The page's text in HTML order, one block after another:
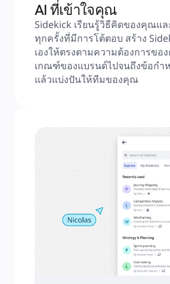
AI ที่เข้าใจคุณ
Sidekick เรียนรู้วิธีคิดของคุณแ
ทุกครั้งที่มีการโต้ตอบ สร้าง
เองให้ตรงตามความต้องการข
เกณฑ์ของแบรนด์ไปจนถึงข้อกำ
แล้วแบ่งปันให้ทีมของคุณ